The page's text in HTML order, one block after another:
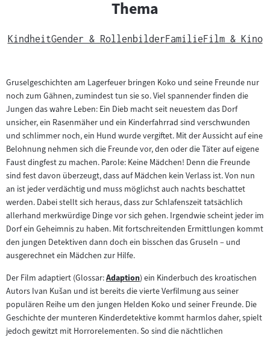
Thema
KindheitGender & RollenbilderFamilieFilm & Kino
Gruselgeschichten am Lagerfeuer bringen Koko und seine Freunde nur
noch zum Gähnen, zumindest tun sie so. Viel spannender finden die
Jungen das wahre Leben: Ein Dieb macht seit neuestem das Dorf
unsicher, ein Rasenmäher und ein Kinderfahrrad sind verschwunden
und schlimmer noch, ein Hund wurde vergiftet. Mit der Aussicht auf eine
Belohnung nehmen sich die Freunde vor, den oder die Täter auf eigene
Faust dingfest zu machen. Parole: Keine Mädchen! Denn die Freunde
sind fest davon überzeugt, dass auf Mädchen kein Verlass ist. Von nun
an ist jeder verdächtig und muss möglichst auch nachts beschattet
werden. Dabei stellt sich heraus, dass zur Schlafenszeit tatsächlich
allerhand merkwürdige Dinge vor sich gehen. Irgendwie scheint jeder im
Dorf ein Geheimnis zu haben. Mit fortschreitenden Ermittlungen kommt
den jungen Detektiven dann doch ein bisschen das Gruseln – und
ausgerechnet ein Mädchen zur Hilfe.
Der Film adaptiert (Glossar:Zum
Inhalt:
Adaption) ein Kinderbuch des kroatischen
Autors Ivan Kušan und ist bereits die vierte Verfilmung aus seiner
populären Reihe um den jungen Helden Koko und seiner Freunde. Die
Geschichte der munteren Kinderdetektive kommt harmlos daher, spielt
jedoch gewitzt mit Horrorelementen. So sind die nächtlichen